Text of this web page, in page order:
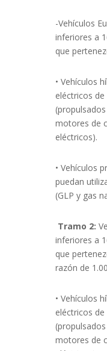
-Vehículos
inferiores a
que
• Vehículos
eléctricos
motores de
eléctricos).
• Vehículos
puedan
(GLP y gas
Tramo 2:
inferiores a
que
razón de
• Vehículos
eléctricos
motores de